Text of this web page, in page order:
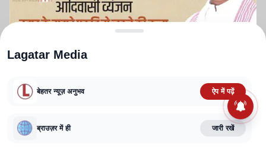
TERMS AND CONDITIONS
CORRECTIONS POLICY
FACT CHECKING POLICY
Lagatar Media
बेहतर न्यूज़ अनुभव ऐप में पढ़ें
ब्राउज़र में ही जारी रखें